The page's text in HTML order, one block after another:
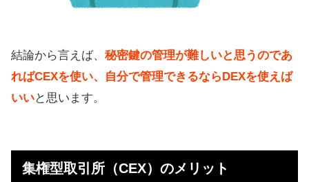
結論から言えば、 秘密鍵の管理が難しいと思うのであ
ればCEXを使い、自分で管理できるならDEXを使えば
いいと思います。
集権型取引所（CEX）のメリット